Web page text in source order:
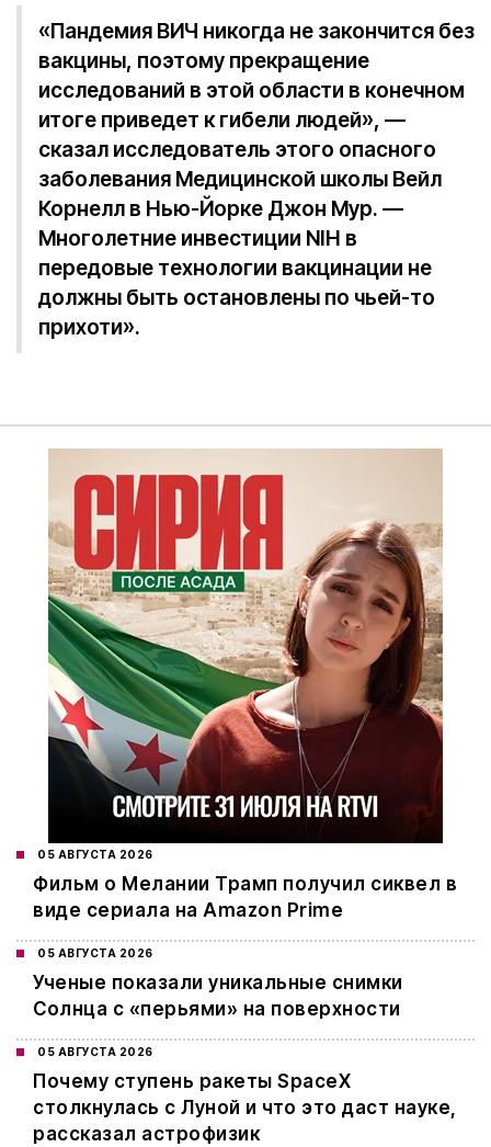
«Пандемия ВИЧ никогда не закончится без
вакцины, поэтому прекращение
исследований в этой области в конечном
итоге приведет к гибели людей», —
сказал исследователь этого опасного
заболевания Медицинской школы Вейл
Корнелл в Нью-Йорке Джон Мур. —
Многолетние инвестиции NIH в
передовые технологии вакцинации не
должны быть остановлены по чьей-то
прихоти».
05 АВГУСТА 2026
Фильм о Мелании Трамп получил сиквел в
виде сериала на Amazon Prime
05 АВГУСТА 2026
Ученые показали уникальные снимки
Солнца с «перьями» на поверхности
05 АВГУСТА 2026
Почему ступень ракеты SpaceX
столкнулась с Луной и что это даст науке,
рассказал астрофизик